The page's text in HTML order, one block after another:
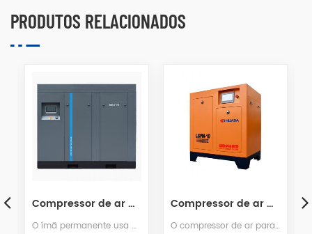
PRODUTOS RELACIONADOS
Compressor de ar de parafuso duplo de lubrificação com água de 100 hp Compressor de ar de parafuso de frequência variável com ímã permanente SE-50
O SE-50 é equipado com um sistema de acionamento de frequência variável de ímã permanente de 37 kW, fornecendo uma saída estável de 5,0 m³/min a 0,8 MPa; equilibra a eficiência energética com a confiabilidade, tornando-o adequado para cenários de aplicação de gás de média carga, como fabricação mecânica, processamento têxtil e processamento de alimentos.